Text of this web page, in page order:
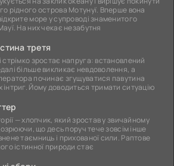
рідного острова Мотунуї. Вперше вона
море у супроводі знаменитого
На них чекає незабутня
третя
стрімко зростає напруга: встановлений
більше викликає невдоволення, а
починає згущуватися павутина
інтриг. Йому доводиться тримати ситуацію
— хлопчик, який зростав у звичайному
що десь поруч тече зовсім інше
таємниць і прихованої сили. Раптове
істинної природи стає